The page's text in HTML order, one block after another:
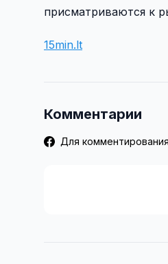
присматриваются к
15min.lt
Комментарии
Для